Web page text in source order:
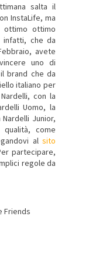
salta il
InstaLife, ma
ottimo
infatti, che da
avete
uno di
brand che da
italiano per
con la
Uomo, la
Junior,
come
al sito
partecipare,
regole da
Friends